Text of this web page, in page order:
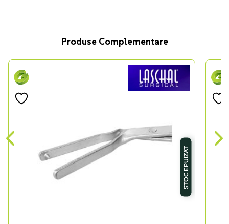
Produse Complementare
STOC EPUIZAT